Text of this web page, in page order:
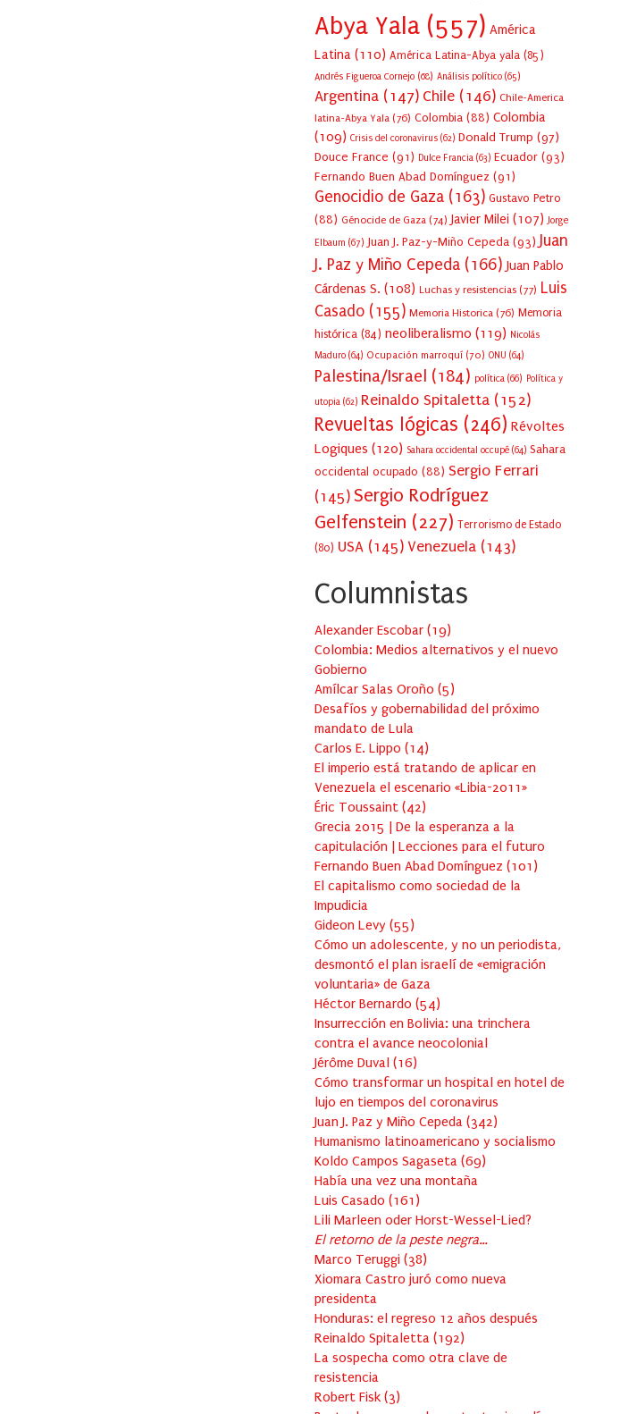
Abya Yala (557) América
Latina (110) América Latina-Abya yala (85)
Andrés Figueroa Cornejo (68) Análisis político (65)
Argentina (147) Chile (146) Chile-America
latina-Abya Yala (76) Colombia (88) Colombia
(109) Crisis del coronavirus (62) Donald Trump (97)
Douce France (91) Dulce Francia (63) Ecuador (93)
Fernando Buen Abad Domínguez (91)
Genocidio de Gaza (163) Gustavo Petro
(88) Génocide de Gaza (74) Javier Milei (107) Jorge
Elbaum (67) Juan J. Paz-y-Miño Cepeda (93) Juan
J. Paz y Miño Cepeda (166) Juan Pablo
Cárdenas S. (108) Luchas y resistencias (77) Luis
Casado (155) Memoria Historica (76) Memoria
histórica (84) neoliberalismo (119) Nicolás
Maduro (64) Ocupación marroquí (70) ONU (64)
Palestina/Israel (184) política (66) Política y
utopia (62) Reinaldo Spitaletta (152)
Revueltas lógicas (246) Révoltes
Logiques (120) Sahara occidental occupé (64) Sahara
occidental ocupado (88) Sergio Ferrari
(145) Sergio Rodríguez
Gelfenstein (227) Terrorismo de Estado
(80) USA (145) Venezuela (143)
Columnistas
Alexander Escobar (19)
Colombia: Medios alternativos y el nuevo
Gobierno
Amílcar Salas Oroño (5)
Desafíos y gobernabilidad del próximo
mandato de Lula
Carlos E. Lippo (14)
El imperio está tratando de aplicar en
Venezuela el escenario «Libia-2011»
Éric Toussaint (42)
Grecia 2015 | De la esperanza a la
capitulación | Lecciones para el futuro
Fernando Buen Abad Domínguez (101 )
El capitalismo como sociedad de la
Impudicia
Gideon Levy (55)
Cómo un adolescente, y no un periodista,
desmontó el plan israelí de «emigración
voluntaria» de Gaza
Héctor Bernardo (54)
Insurrección en Bolivia: una trinchera
contra el avance neocolonial
Jérôme Duval (16)
Cómo transformar un hospital en hotel de
lujo en tiempos del coronavirus
Juan J. Paz y Miño Cepeda (342)
Humanismo latinoamericano y socialismo
Koldo Campos Sagaseta (69)
Había una vez una montaña
Luis Casado (161 )
Lili Marleen oder Horst-Wessel-Lied?
El retorno de la peste negra…
Marco Teruggi (38)
Xiomara Castro juró como nueva
presidenta
Honduras: el regreso 12 años después
Reinaldo Spitaletta (192)
La sospecha como otra clave de
resistencia
Robert Fisk (3)